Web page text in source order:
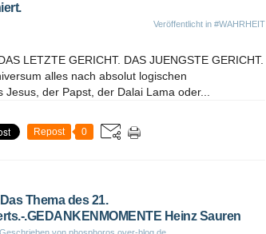
Veröffentlicht in #WAHRHEIT
LETZTE GERICHT. DAS JUENGSTE GERICHT.
alles nach absolut logischen
der Papst, der Dalai Lama oder...
Repost 0
Thema des 21.
.GEDANKENMOMENTE Heinz Sauren